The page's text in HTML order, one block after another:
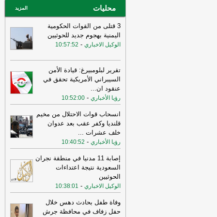
محليات المزيد
3 قتلى من القوات الحكومية
اليمنية بهجوم جديد للحوثيين
الوكيل الاخباري -
10:57:52
تقرير لبلومبيرغ: قيادة الأمن
السيبراني الأمريكية تحقق في
عنقود ان...
رؤيا الأخباري -
10:52:00
انسحاب قوات الاحتلال من مخيم
قلنديا وكفر عقب بعد عدوان
خلف عشرات ...
رؤيا الأخباري -
10:40:52
إصابة 11 مدنيا في منطقة نجران
السعودية نتيجة اعتداءات
الحوثيين
الوكيل الاخباري -
10:38:01
وفاة طفل بحادث دهس خلال
حفل زفاف في محافظة جرش